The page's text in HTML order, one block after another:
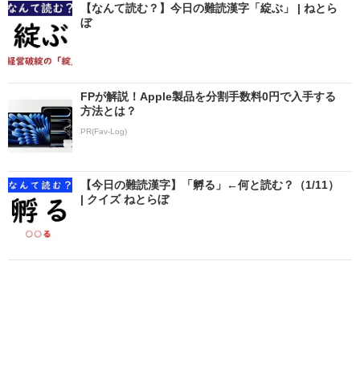
【なんて読む？】今日の難読漢字「綻ぶ」 | ねとら
ぼ
FPが解説！Apple製品を分割手数料0円で入手する
方法とは？
PR(Fav-Log)
【今日の難読漢字】「孵る」←何と読む？（1/11）
| クイズ ねとらぼ